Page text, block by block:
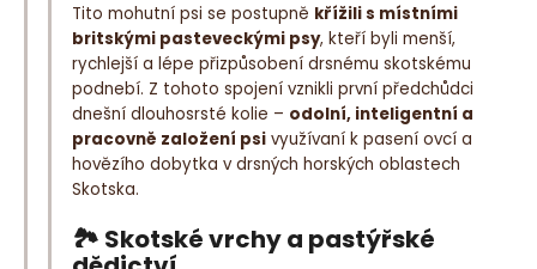
Tito mohutní psi se postupně křížili s místními
britskými pasteveckými psy, kteří byli menší,
rychlejší a lépe přizpůsobení drsnému skotskému
podnebí. Z tohoto spojení vznikli první předchůdci
dnešní dlouhosrsté kolie – odolní, inteligentní a
pracovně založení psi využívaní k pasení ovcí a
hovězího dobytka v drsných horských oblastech
Skotska.
🏞️ Skotské vrchy a pastýřské